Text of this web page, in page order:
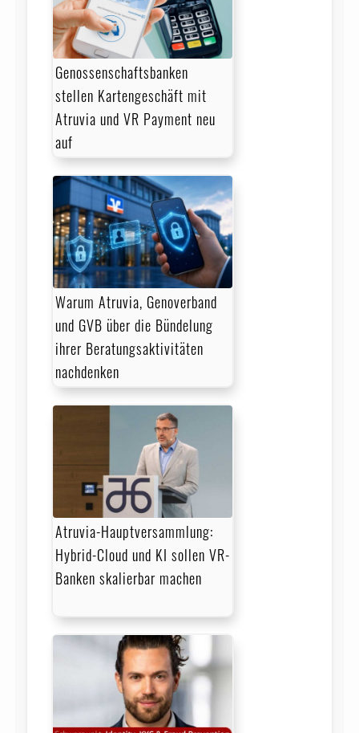
Genossenschaftsbanken
stellen Kartengeschäft mit
Atruvia und VR Payment neu
auf
Warum Atruvia, Genoverband
und GVB über die Bündelung
ihrer Beratungsaktivitäten
nachdenken
Atruvia-Hauptversammlung:
Hybrid-Cloud und KI sollen VR-
Banken skalierbar machen